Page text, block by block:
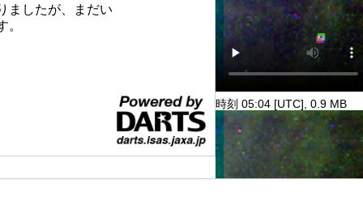
ましたが、まだい
。
時刻 05:04 [UTC], 0.9 MB